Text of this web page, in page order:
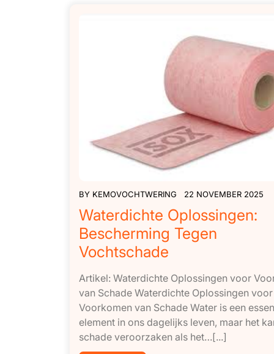
BY KEMOVOCHTWERING 22 NOVEMBER 2025
Waterdichte Oplossingen:
Bescherming Tegen
Vochtschade
Artikel: Waterdichte Oplossingen voor
van Schade Waterdichte Oplossingen voor
Voorkomen van Schade Water is een
element in ons dagelijks leven, maar het
schade veroorzaken als het…[...]